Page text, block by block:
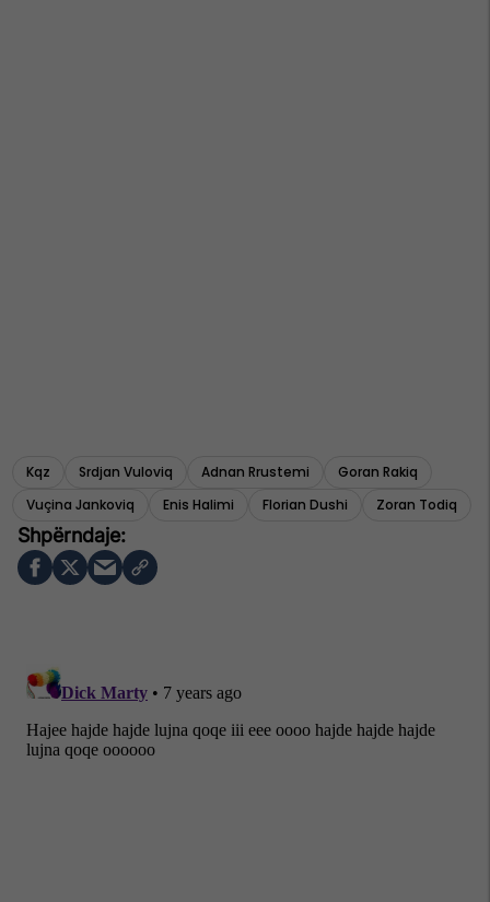
Kqz Srdjan Vuloviq Adnan Rrustemi
Goran Rakiq
Vuçina Jankoviq
Enis Halimi Florian Dushi Zoran Todiq